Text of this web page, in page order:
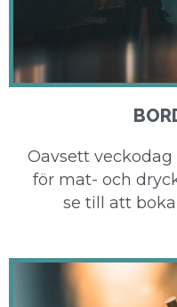
Oavsett veckodag
för mat- och
se till att